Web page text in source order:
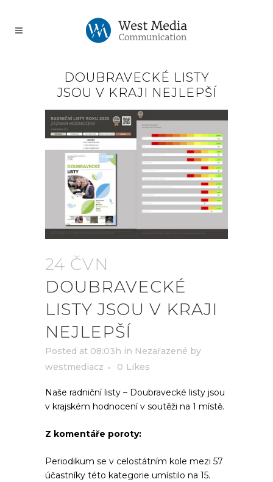
DOUBRAVECKÉ LISTY
JSOU V KRAJI NEJLEPŠÍ
24 ČVN
DOUBRAVECKÉ
LISTY JSOU V KRAJI
NEJLEPŠÍ
Posted at 08:03h in Nezařazené by
westmediacz
0 Likes
Naše radniční listy – Doubravecké listy jsou
v krajském hodnocení v soutěži na 1 místě.
Z komentáře poroty:
Periodikum se v celostátním kole mezi 57
účastníky této kategorie umístilo na 15.